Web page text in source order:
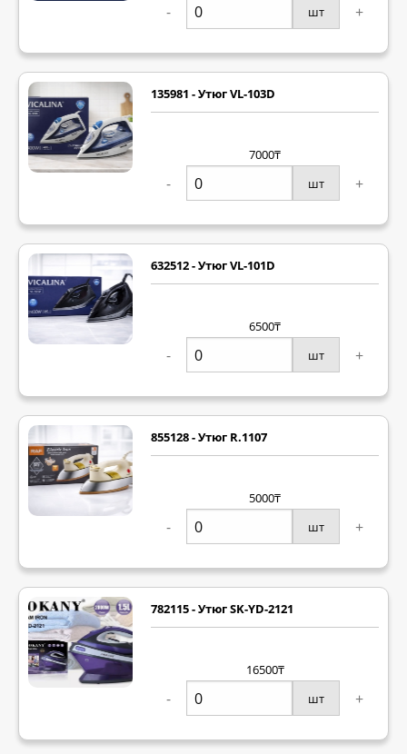
- шт +
135981 - Утюг VL-103D
7000₸
- шт +
632512 - Утюг VL-101D
6500₸
- шт +
855128 - Утюг R.1107
5000₸
- шт +
782115 - Утюг SK-YD-2121
16500₸
- шт +